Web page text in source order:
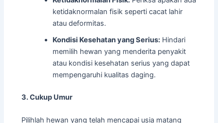
ketidaknormalan fisik seperti cacat lahir
atau deformitas.
Kondisi Kesehatan yang Serius: Hindari
memilih hewan yang menderita penyakit
atau kondisi kesehatan serius yang dapat
mempengaruhi kualitas daging.
3. Cukup Umur
Pilihlah hewan yang telah mencapai usia matang